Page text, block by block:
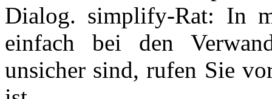
Dialog. simplify-Rat: In
einfach bei den
unsicher sind, rufen Sie